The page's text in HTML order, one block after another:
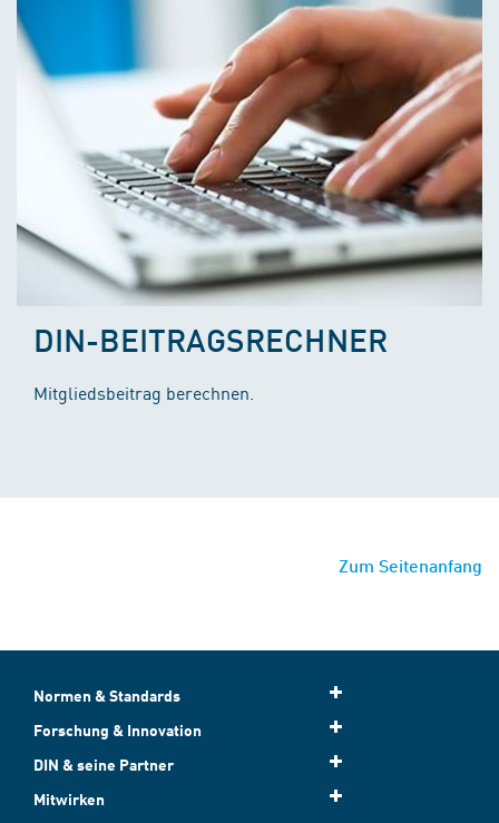
DIN-BEITRAGSRECHNER
Mitgliedsbeitrag berechnen.
Zum Seitenanfang
Normen & Standards
Forschung & Innovation
DIN & seine Partner
Mitwirken